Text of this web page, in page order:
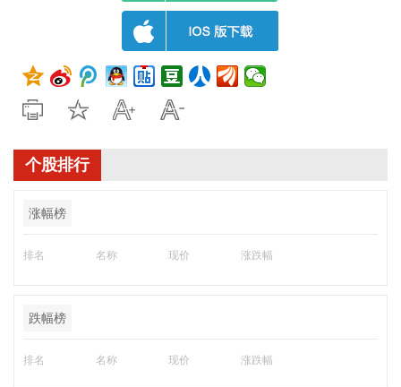
个股排行
涨幅榜
排名 名称 现价 涨跌幅
跌幅榜
排名 名称 现价 涨跌幅